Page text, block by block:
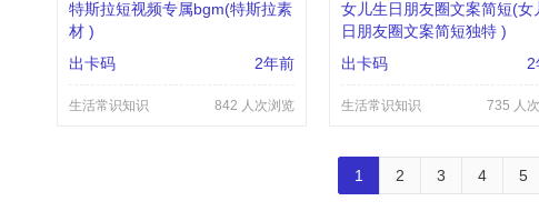
特斯拉短视频专属bgm(特斯拉素
材 )
出卡码
2年前
生活常识知识 842 人次浏览
女儿生日朋友圈文案简短(女
日朋友圈文案简短独特 )
出卡码
2
生活常识知识 735 人
1 2 3 4 5